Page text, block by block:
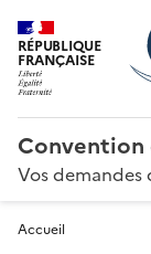
RÉPUBLIQUE
FRANÇAISE
Convention
Vos
Accueil